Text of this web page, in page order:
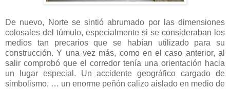
De nuevo, Norte se sintió abrumado por las dimensiones
colosales del túmulo, especialmente si se consideraban los
medios tan precarios que se habían utilizado para su
construcción. Y una vez más, como en el caso anterior, al
salir comprobó que el corredor tenía una orientación hacia
un lugar especial. Un accidente geográfico cargado de
simbolismo, … un enorme peñón calizo aislado en medio de